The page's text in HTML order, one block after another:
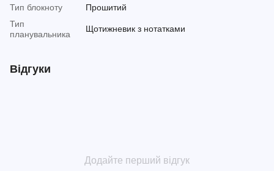
Тип блокноту
Прошитий
Тип
планувальника
Щотижневик з нотатками
Відгуки
Додайте перший відгук